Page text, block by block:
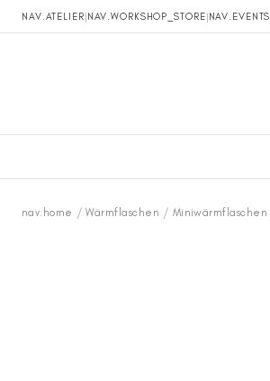
NAV.ATELIER|NAV.WORKSHOP_STORE|NAV.EVENTS
nav.home / Wärmflaschen / Miniwärmflaschen